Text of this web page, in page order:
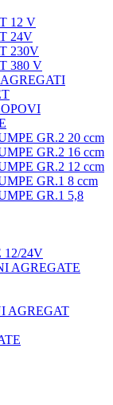
12 V
24V
230V
380 V
GR.2 20 ccm
GR.2 16 ccm
GR.2 12 ccm
GR.1 8 ccm
GR.1 5,8
12/24V
AGREGATE
AGREGAT